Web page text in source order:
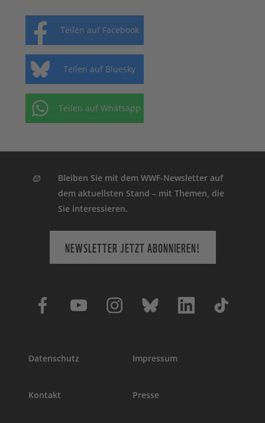
Teilen auf Facebook
Teilen auf Bluesky
Teilen auf Whatsapp
Bleiben Sie mit dem WWF-Newsletter auf
dem aktuellsten Stand – mit Themen, die
Sie interessieren.
NEWSLETTER JETZT ABONNIEREN!
Datenschutz Impressum
Kontakt Presse